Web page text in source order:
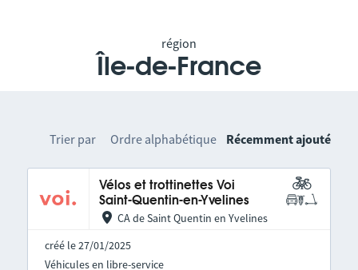
région
Île-de-France
Trier par Ordre alphabétique Récemment ajouté
Vélos et trottinettes Voi
Saint-Quentin-en-Yvelines
CA de Saint Quentin en Yvelines
créé le 27/01/2025
Véhicules en libre-service